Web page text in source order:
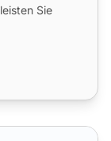
Sie